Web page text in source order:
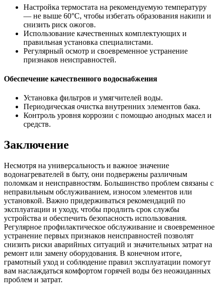
Настройка термостата на рекомендуемую температуру
— не выше 60°C, чтобы избегать образования накипи и
снизить риск ожогов.
Использование качественных комплектующих и
правильная установка специалистами.
Регулярный осмотр и своевременное устранение
признаков неисправностей.
Обеспечение качественного водоснабжения
Установка фильтров и умягчителей воды.
Периодическая очистка внутренних элементов бака.
Контроль уровня коррозии с помощью анодных масел и
средств.
Заключение
Несмотря на универсальность и важное значение
водонагревателей в быту, они подвержены различным
поломкам и неисправностям. Большинство проблем связаны с
неправильным обслуживанием, износом элементов или
установкой. Важно придерживаться рекомендаций по
эксплуатации и уходу, чтобы продлить срок службы
устройства и обеспечить безопасность использования.
Регулярное профилактическое обслуживание и своевременное
устранение первых признаков неисправностей позволят
снизить риски аварийных ситуаций и значительных затрат на
ремонт или замену оборудования. В конечном итоге,
грамотный уход и соблюдение правил эксплуатации помогут
вам наслаждаться комфортом горячей воды без неожиданных
проблем и затрат.